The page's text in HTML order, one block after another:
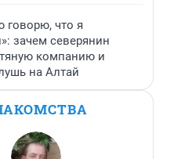
говорю, что я
зачем северянин
компанию и
на Алтай